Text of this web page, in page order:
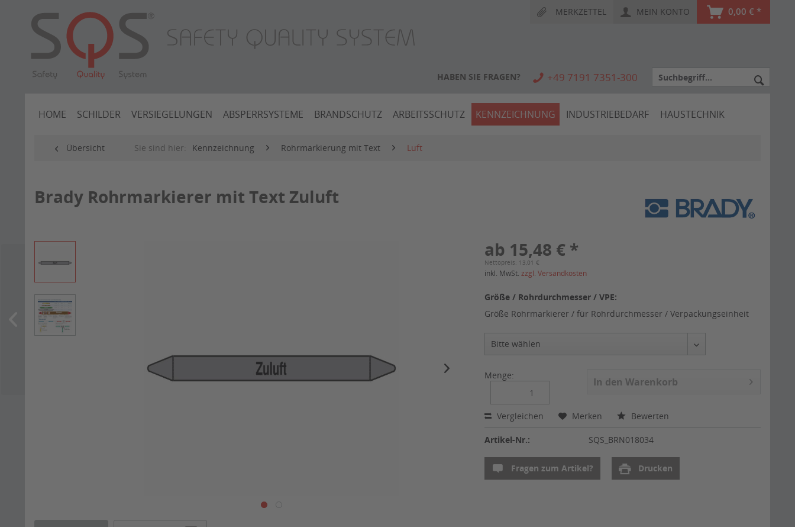
MERKZETTEL MEIN KONTO 0,00 € *
HABEN SIE FRAGEN? +49 7191 7351-300
HOME SCHILDER VERSIEGELUNGEN ABSPERRSYSTEME BRANDSCHUTZ ARBEITSSCHUTZ KENNZEICHNUNG INDUSTRIEBEDARF HAUSTECHNIK
Übersicht Sie sind hier: Kennzeichnung Rohrmarkierung mit Text Luft
Brady Rohrmarkierer mit Text Zuluft
ab 15,48 € *
Nettopreis: 13,01 €
inkl. MwSt.zzgl. Versandkosten
Größe / Rohrdurchmesser / VPE:
Größe Rohrmarkierer / für Rohrdurchmesser / Verpackungseinheit
Menge:
In den Warenkorb
Vergleichen Merken Bewerten
Artikel-Nr.: SQS_BRN018034
Fragen zum Artikel? Drucken